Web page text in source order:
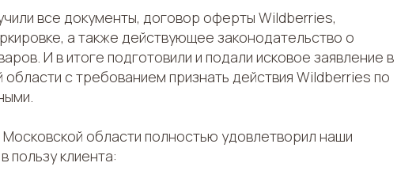
все документы, договор оферты Wildberries,
а также действующее законодательство о
И в итоге подготовили и подали исковое заявление в
с требованием признать действия Wildberries по
области полностью удовлетворил наши
пользу клиента: